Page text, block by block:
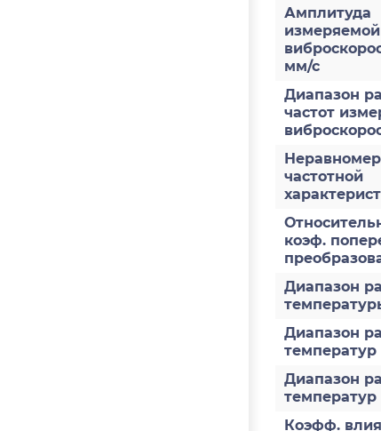
Амплитуда
измеряемой
мм/с
Диапазон
частот
частотной
коэф.
Диапазон
Диапазон
температур
Диапазон
температур
Коэфф.